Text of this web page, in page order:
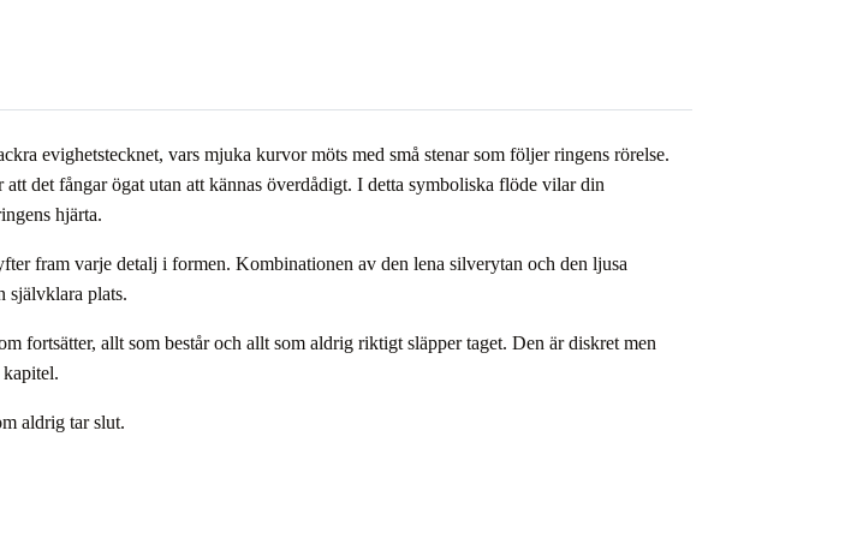
evighetstecknet, vars mjuka kurvor möts med små stenar som följer ringens rörelse.
det fångar ögat utan att kännas överdådigt. I detta symboliska flöde vilar din
hjärta.
fram varje detalj i formen. Kombinationen av den lena silverytan och den ljusa
självklara plats.
fortsätter, allt som består och allt som aldrig riktigt släpper taget. Den är diskret men
aldrig tar slut.